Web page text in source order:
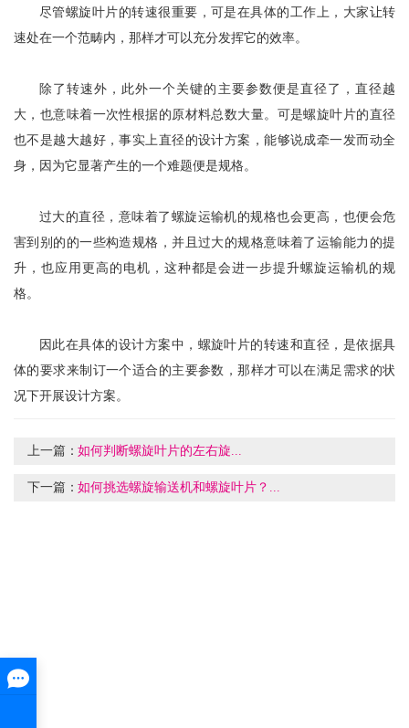
尽管螺旋叶片的转速很重要，可是在具体的工作上，大家让转
速处在一个范畴内，那样才可以充分发挥它的效率。
除了转速外，此外一个关键的主要参数便是直径了， 直径越
大，也意味着一次性根据的原材料总数大量。可是螺旋叶片的直径
也不是越大越好，事实上直径的设计方案，能够说成牵一发而动全
身，因为它显著产生的一个难题便是规格。
过大的直径 ，意味着了螺旋运输机的规格也会更高，也便会危
害到别的的一些构造规格，并且过大的规格意味着了运输能力的提
升，也应用更高的电机，这种都是会进一步提升螺旋运输机的规
格。
因此在具体的设计方案中，螺旋叶片的转速和直径 ，是依据具
体的要求来制订一个适合的主要参数，那样才可以在满足需求的状
况下开展设计方案。
上一篇：如何判断螺旋叶片的左右旋...
下一篇：如何挑选螺旋输送机和螺旋叶片？...